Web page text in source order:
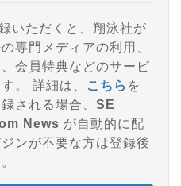
いただくと、翔泳社が
専門メディアの利用、
会員特典などのサービ
スを受けることができます。 詳細は、
こちら を
される場合、 SE
News が自動的に配
ンが不要な方は登録後